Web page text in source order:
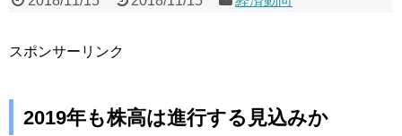
スポンサーリンク
2019年も株高は進行する見込みか